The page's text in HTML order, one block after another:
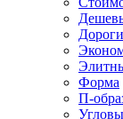
Форма
П-